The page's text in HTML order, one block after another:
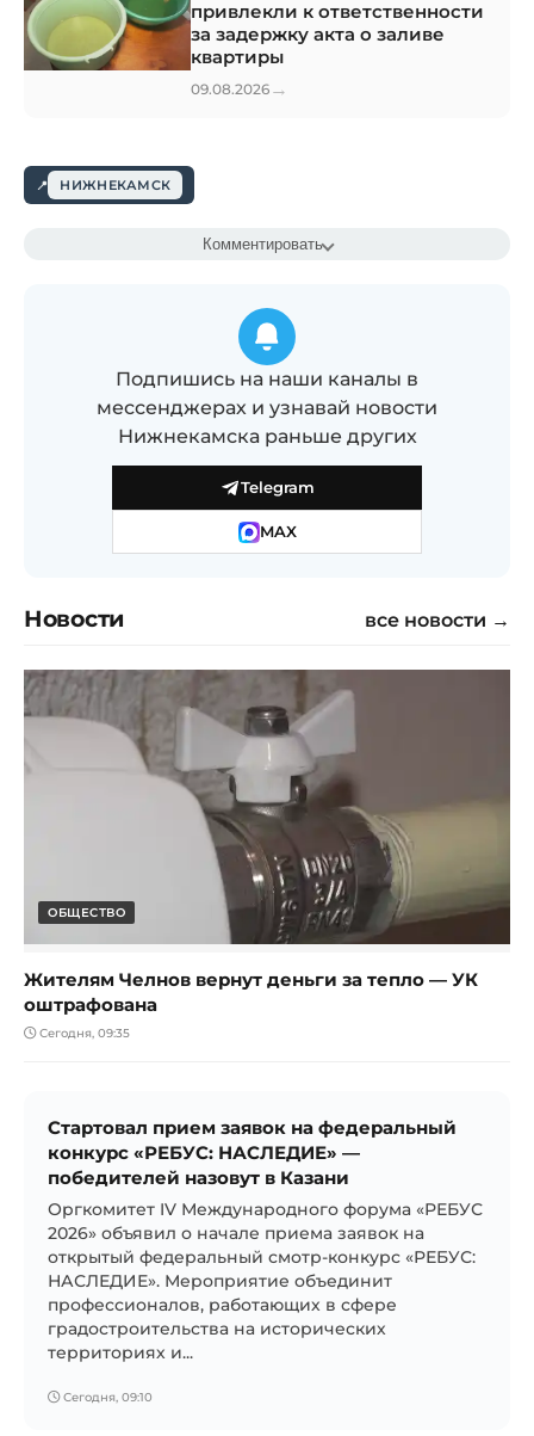
привлекли к ответственности
за задержку акта о заливе
квартиры
09.08.2026 →
НИЖНЕКАМСК
Комментировать
Подпишись на наши каналы в
мессенджерах и узнавай новости
Нижнекамска раньше других
Telegram
MAX
Новости все новости →
ОБЩЕСТВО
Жителям Челнов вернут деньги за тепло — УК
оштрафована
Сегодня, 09:35
Стартовал прием заявок на федеральный
конкурс «РЕБУС: НАСЛЕДИЕ» —
победителей назовут в Казани
Оргкомитет IV Международного форума «РЕБУС
2026» объявил о начале приема заявок на
открытый федеральный смотр-конкурс «РЕБУС:
НАСЛЕДИЕ». Мероприятие объединит
профессионалов, работающих в сфере
градостроительства на исторических
территориях и...
Сегодня, 09:10